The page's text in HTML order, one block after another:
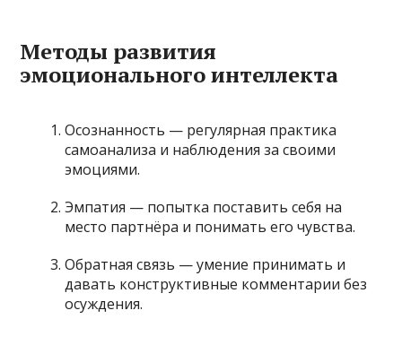
Методы развития
эмоционального интеллекта
Осознанность — регулярная практика
самоанализа и наблюдения за своими
эмоциями.
Эмпатия — попытка поставить себя на
место партнёра и понимать его чувства.
Обратная связь — умение принимать и
давать конструктивные комментарии без
осуждения.